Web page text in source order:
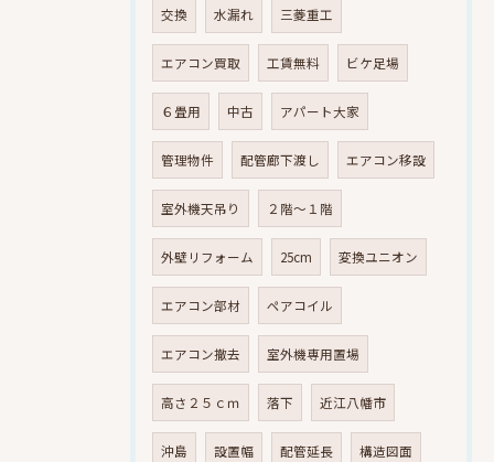
交換 水漏れ 三菱重工
エアコン買取 工賃無料 ビケ足場
６畳用 中古 アパート大家
管理物件 配管廊下渡し エアコン移設
室外機天吊り ２階～１階
外壁リフォーム 25cm 変換ユニオン
エアコン部材 ペアコイル
エアコン撤去 室外機専用置場
高さ２５ｃｍ 落下 近江八幡市
沖島 設置幅 配管延長 構造図面